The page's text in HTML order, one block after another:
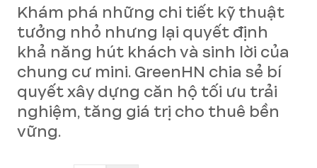
Khám phá những chi tiết kỹ thuật
tưởng nhỏ nhưng lại quyết định
khả năng hút khách và sinh lời của
chung cư mini. GreenHN chia sẻ bí
quyết xây dựng căn hộ tối ưu trải
nghiệm, tăng giá trị cho thuê bền
vững.